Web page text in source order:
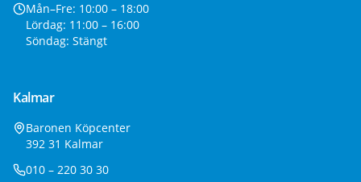
Mån–Fre: 10:00 – 18:00
Lördag: 11:00 – 16:00
Söndag: Stängt
Kalmar
Baronen Köpcenter
392 31 Kalmar
010 – 220 30 30